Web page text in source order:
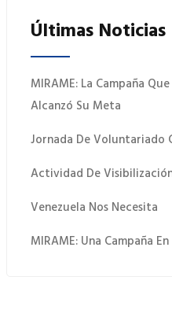
Últimas Noticias
MIRAME: La Campaña
Alcanzó Su Meta
Jornada De Voluntariado
Actividad De
Venezuela Nos Necesita
MIRAME: Una Campaña